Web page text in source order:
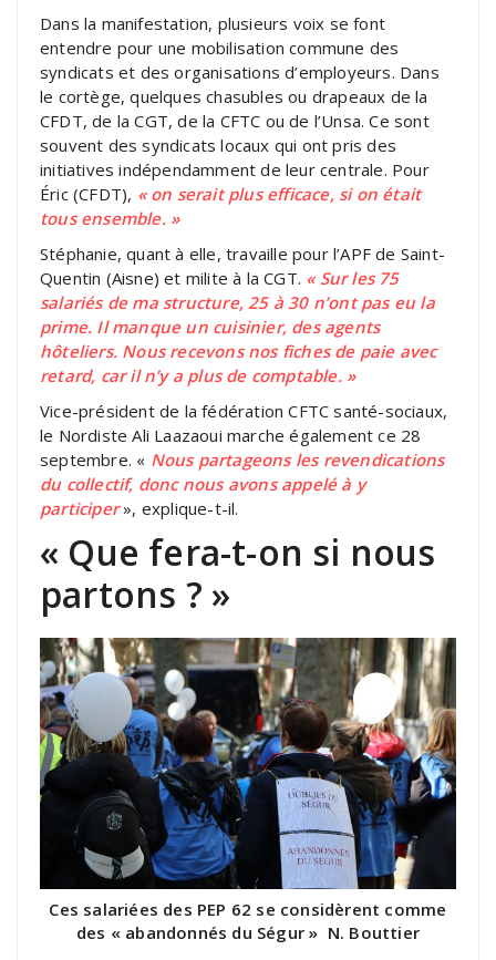
Dans la manifestation, plusieurs voix se font
entendre pour une mobilisation commune des
syndicats et des organisations d’employeurs. Dans
le cortège, quelques chasubles ou drapeaux de la
CFDT, de la CGT, de la CFTC ou de l’Unsa. Ce sont
souvent des syndicats locaux qui ont pris des
initiatives indépendamment de leur centrale. Pour
Éric (CFDT), « on serait plus efficace, si on était
tous ensemble. »
Stéphanie, quant à elle, travaille pour l’APF de Saint-
Quentin (Aisne) et milite à la CGT. « Sur les 75
salariés de ma structure, 25 à 30 n’ont pas eu la
prime. Il manque un cuisinier, des agents
hôteliers. Nous recevons nos fiches de paie avec
retard, car il n’y a plus de comptable. »
Vice-président de la fédération CFTC santé-sociaux,
le Nordiste Ali Laazaoui marche également ce 28
septembre. « Nous partageons les revendications
du collectif, donc nous avons appelé à y
participer», explique-t-il.
« Que fera-t-on si nous
partons ? »
Ces salariées des PEP 62 se considèrent comme
des « abandonnés du Ségur » N. Bouttier